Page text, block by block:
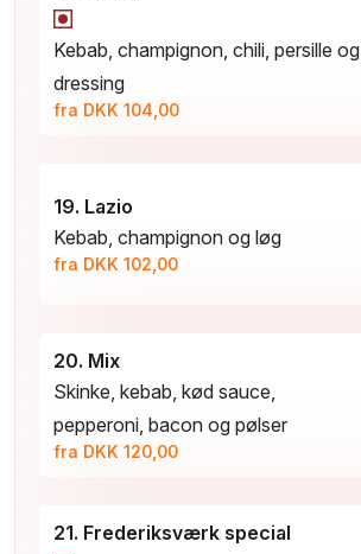
Kebab, champignon, chili, persille og
dressing
fra DKK 104,00
19. Lazio
Kebab, champignon og løg
fra DKK 102,00
20. Mix
Skinke, kebab, kød sauce,
pepperoni, bacon og pølser
fra DKK 120,00
21. Frederiksværk special